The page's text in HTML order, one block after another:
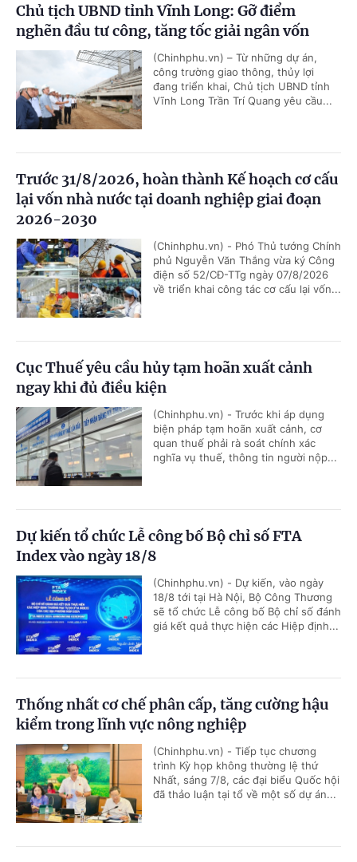
Chủ tịch UBND tỉnh Vĩnh Long: Gỡ điểm
nghẽn đầu tư công, tăng tốc giải ngân vốn
(Chinhphu.vn) – Từ những dự án,
công trường giao thông, thủy lợi
đang triển khai, Chủ tịch UBND tỉnh
Vĩnh Long Trần Trí Quang yêu cầu...
Trước 31/8/2026, hoàn thành Kế hoạch cơ cấu
lại vốn nhà nước tại doanh nghiệp giai đoạn
2026-2030
(Chinhphu.vn) - Phó Thủ tướng Chính
phủ Nguyễn Văn Thắng vừa ký Công
điện số 52/CĐ-TTg ngày 07/8/2026
về triển khai công tác cơ cấu lại vốn...
Cục Thuế yêu cầu hủy tạm hoãn xuất cảnh
ngay khi đủ điều kiện
(Chinhphu.vn) - Trước khi áp dụng
biện pháp tạm hoãn xuất cảnh, cơ
quan thuế phải rà soát chính xác
nghĩa vụ thuế, thông tin người nộp...
Dự kiến tổ chức Lễ công bố Bộ chỉ số FTA
Index vào ngày 18/8
(Chinhphu.vn) - Dự kiến, vào ngày
18/8 tới tại Hà Nội, Bộ Công Thương
sẽ tổ chức Lễ công bố Bộ chỉ số đánh
giá kết quả thực hiện các Hiệp định...
Thống nhất cơ chế phân cấp, tăng cường hậu
kiểm trong lĩnh vực nông nghiệp
(Chinhphu.vn) - Tiếp tục chương
trình Kỳ họp không thường lệ thứ
Nhất, sáng 7/8, các đại biểu Quốc hội
đã thảo luận tại tổ về một số dự án...